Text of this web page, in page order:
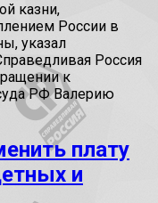
казни,
России в
указал
Россия
к
РФ Валерию
плату
и